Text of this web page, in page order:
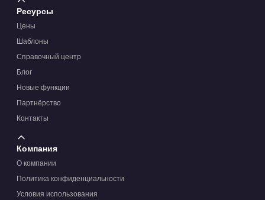
Ресурсы
Цены
Шаблоны
Справочный центр
Блог
Новые функции
Партнёрство
Контакты
Компания
О компании
Политика конфиденциальности
Условия использования